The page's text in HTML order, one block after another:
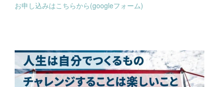
お申し込みはこちらから(googleフォーム)